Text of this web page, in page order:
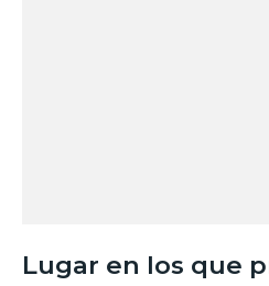
Lugar en los que